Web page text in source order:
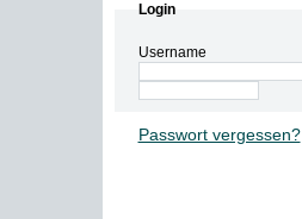
Login
Username
Passwort vergessen?